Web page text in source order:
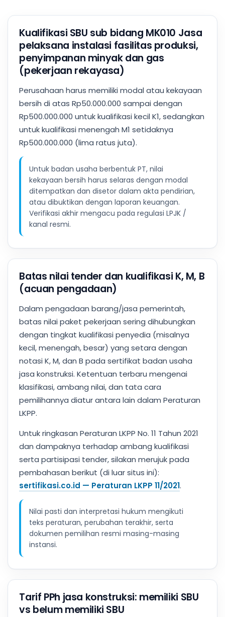
Kualifikasi SBU sub bidang MK010 Jasa
pelaksana instalasi fasilitas produksi,
penyimpanan minyak dan gas
(pekerjaan rekayasa)
Perusahaan harus memiliki modal atau kekayaan
bersih di atas Rp50.000.000 sampai dengan
Rp500.000.000 untuk kualifikasi kecil K1, sedangkan
untuk kualifikasi menengah M1 setidaknya
Rp500.000.000 (lima ratus juta).
Untuk badan usaha berbentuk PT, nilai
kekayaan bersih harus selaras dengan modal
ditempatkan dan disetor dalam akta pendirian,
atau dibuktikan dengan laporan keuangan.
Verifikasi akhir mengacu pada regulasi LPJK /
kanal resmi.
Batas nilai tender dan kualifikasi K, M, B
(acuan pengadaan)
Dalam pengadaan barang/jasa pemerintah,
batas nilai paket pekerjaan sering dihubungkan
dengan tingkat kualifikasi penyedia (misalnya
kecil, menengah, besar) yang setara dengan
notasi K, M, dan B pada sertifikat badan usaha
jasa konstruksi. Ketentuan terbaru mengenai
klasifikasi, ambang nilai, dan tata cara
pemilihannya diatur antara lain dalam Peraturan
LKPP.
Untuk ringkasan Peraturan LKPP No. 11 Tahun 2021
dan dampaknya terhadap ambang kualifikasi
serta partisipasi tender, silakan merujuk pada
pembahasan berikut (di luar situs ini):
sertifikasi.co.id — Peraturan LKPP 11/2021.
Nilai pasti dan interpretasi hukum mengikuti
teks peraturan, perubahan terakhir, serta
dokumen pemilihan resmi masing-masing
instansi.
Tarif PPh jasa konstruksi: memiliki SBU
vs belum memiliki SBU